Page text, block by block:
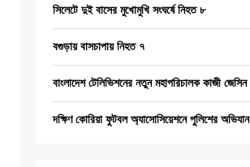
সিলেটে দুই বাসের মুখোমুখি সংঘর্ষে নিহত ৮
বগুড়ায় বাসচাপায় নিহত ৭
বাংলাদেশ টেলিভিশনের নতুন মহাপরিচালক কাজী জেসিন
দক্ষিণ কোরিয়া ফুটবল অ্যাসোসিয়েশনে পুলিশের অভিযান